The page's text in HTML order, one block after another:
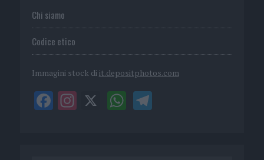
Chi siamo
Codice etico
Immagini stock di it.depositphotos.com